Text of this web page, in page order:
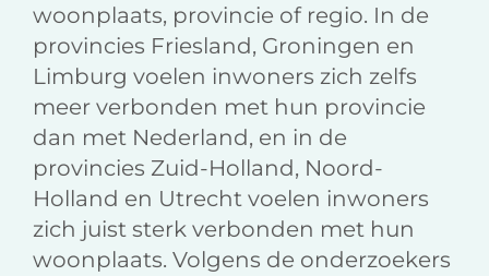
woonplaats, provincie of regio. In de
provin­cies Friesland, Groningen en
Limburg voelen inwoners zich zelfs
meer verbon­den met hun provincie
dan met Nederland, en in de
provincies Zuid-Holland, Noord-
Holland en Utrecht voelen inwoners
zich juist sterk verbonden met hun
woonplaats. Volgens de onderzoekers